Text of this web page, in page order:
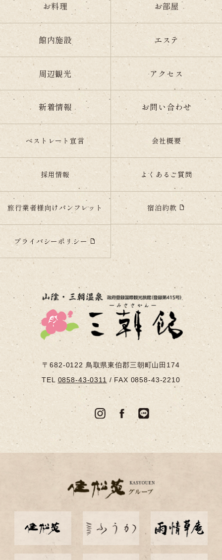
お料理 お部屋
館内施設 エステ
周辺観光 アクセス
新着情報 お問い合わせ
ベストレート宣言 会社概要
採用情報 よくあるご質問
旅行業者様向けパンフレット 宿泊約款
プライバシーポリシー
〒682-0122 鳥取県東伯郡三朝町山田174
TEL 0858-43-0311 /FAX 0858-43-2210